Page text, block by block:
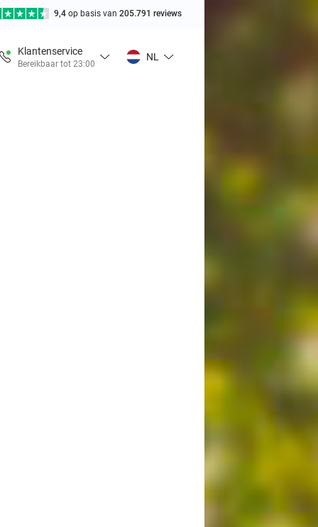
9,4 op basis van 205.791 reviews
Klantenservice
Bereikbaar tot 23:00
NL